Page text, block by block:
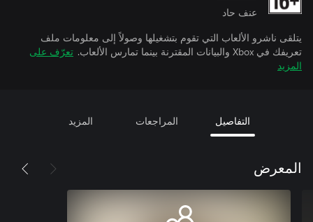
عنف حاد
يتلقى ناشرو الألعاب التي تقوم بتشغيلها وصولاً إلى معلومات ملف
تعريفك في Xbox والبيانات المقترنة بينما تمارس الألعاب.
تعرّف على
المزيد
التفاصيل المراجعات المزيد
المعرض